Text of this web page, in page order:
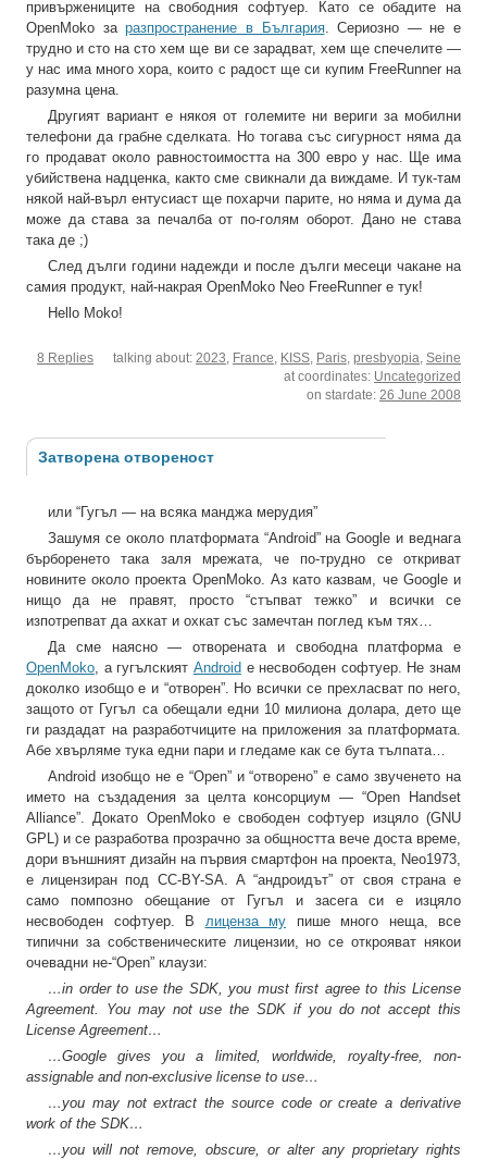
привържениците на свободния софтуер. Като се обадите на
OpenMoko заразпространение в България. Сериозно — не е
трудно и сто на сто хем ще ви се зарадват, хем ще спечелите —
у нас има много хора, които с радост ще си купим FreeRunner на
разумна цена.
Другият вариант е някоя от големите ни вериги за мобилни
телефони да грабне сделката. Но тогава със сигурност няма да
го продават около равностоимостта на 300 евро у нас. Ще има
убийствена надценка, както сме свикнали да виждаме. И тук-там
някой най-върл ентусиаст ще похарчи парите, но няма и дума да
може да става за печалба от по-голям оборот. Дано не става
така де ;)
След дълги години надежди и после дълги месеци чакане на
самия продукт, най-накрая OpenMoko Neo FreeRunner е тук!
Hello Moko!
8 Replies talking about: 2023 France KISS Paris presbyopia Seine
at coordinates: Uncategorized
on stardate: 26 June 2008
Затворена отвореност
или “Гугъл — на всяка манджа мерудия”
Зашумя се около платформата “Android” на Google и веднага
бърборенето така заля мрежата, че по-трудно се откриват
новините около проекта OpenMoko. Аз като казвам, че Google и
нищо да не правят, просто “стъпват тежко” и всички се
изпотрепват да ахкат и охкат със замечтан поглед към тях…
Да сме наясно — отворената и свободна платформа е
OpenMoko , а гугълският Android е несвободен софтуер. Не знам
доколко изобщо е и “отворен”. Но всички се прехласват по него,
защото от Гугъл са обещали едни 10 милиона долара, дето ще
ги раздадат на разработчиците на приложения за платформата.
Абе хвърляме тука едни пари и гледаме как се бута тълпата…
Android изобщо не е “Open” и “отворено” е само звученето на
името на създадения за целта консорциум — “Open Handset
Alliance”. Докато OpenMoko е свободен софтуер изцяло (GNU
GPL) и се разработва прозрачно за общността вече доста време,
дори външният дизайн на първия смартфон на проекта, Neo1973,
е лицензиран под CC-BY-SA. А “андроидът” от своя страна е
само помпозно обещание от Гугъл и засега си е изцяло
несвободен софтуер. В лиценза му пише много неща, все
типични за собственическите лицензии, но се открояват някои
очевадни не-“Open” клаузи:
…in order to use the SDK, you must first agree to this License
Agreement. You may not use the SDK if you do not accept this
License Agreement…
…Google gives you a limited, worldwide, royalty-free, non-
assignable and non-exclusive license to use…
…you may not extract the source code or create a derivative
work of the SDK…
…you will not remove, obscure, or alter any proprietary rights